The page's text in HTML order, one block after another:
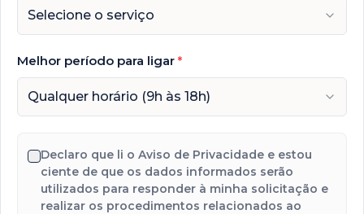
Selecione o serviço
Melhor período para ligar *
Qualquer horário (9h às 18h)
Declaro que li o Aviso de Privacidade e estou
ciente de que os dados informados serão
utilizados para responder à minha solicitação e
realizar os procedimentos relacionados ao